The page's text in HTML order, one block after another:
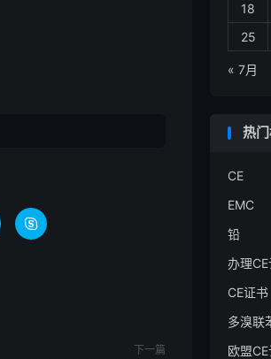

下一篇
18
25
« 7月
热
CE
EMC
铅
办理
CE证书
多溴联
欧盟